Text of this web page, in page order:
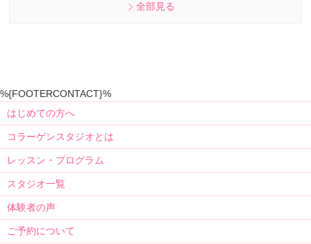
全部見る
%{FOOTERCONTACT}%
はじめての方へ
コラーゲンスタジオとは
レッスン・プログラム
スタジオ一覧
体験者の声
ご予約について